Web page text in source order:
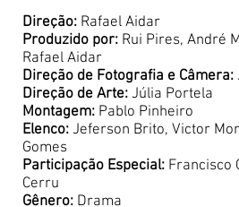
Direção: Rafael Aidar
Produzido por: Rui Pires, André
Rafael Aidar
Direção de Fotografia e Câmera:
Direção de Arte: Júlia Portela
Montagem: Pablo Pinheiro
Elenco: Jeferson Brito, Victor
Gomes
Participação Especial: Francisco
Cerru
Gênero: Drama